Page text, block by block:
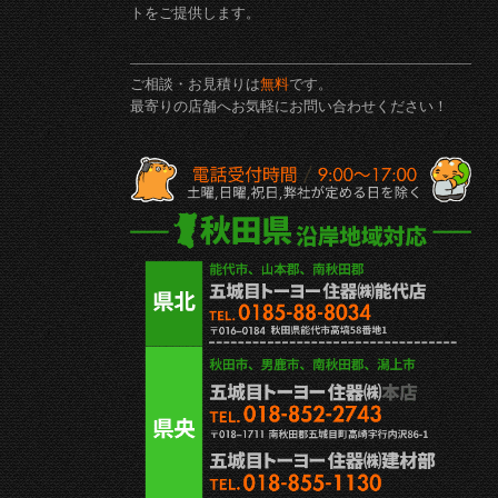
トをご提供します。
ご相談・お見積りは無料です。
最寄りの店舗へお気軽にお問い合わせください！